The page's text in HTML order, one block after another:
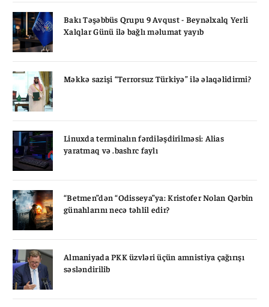
Bakı Təşəbbüs Qrupu 9 Avqust - Beynəlxalq Yerli
Xalqlar Günü ilə bağlı məlumat yayıb
Məkkə sazişi “Terrorsuz Türkiyə” ilə əlaqəlidirmi?
Linuxda terminalın fərdiləşdirilməsi: Alias
yaratmaq və .bashrc faylı
“Betmen”dən “Odisseya”ya: Kristofer Nolan Qərbin
günahlarını necə təhlil edir?
Almaniyada PKK üzvləri üçün amnistiya çağırışı
səsləndirilib